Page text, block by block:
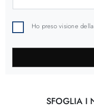
Ho preso visione della
SFOGLIA I